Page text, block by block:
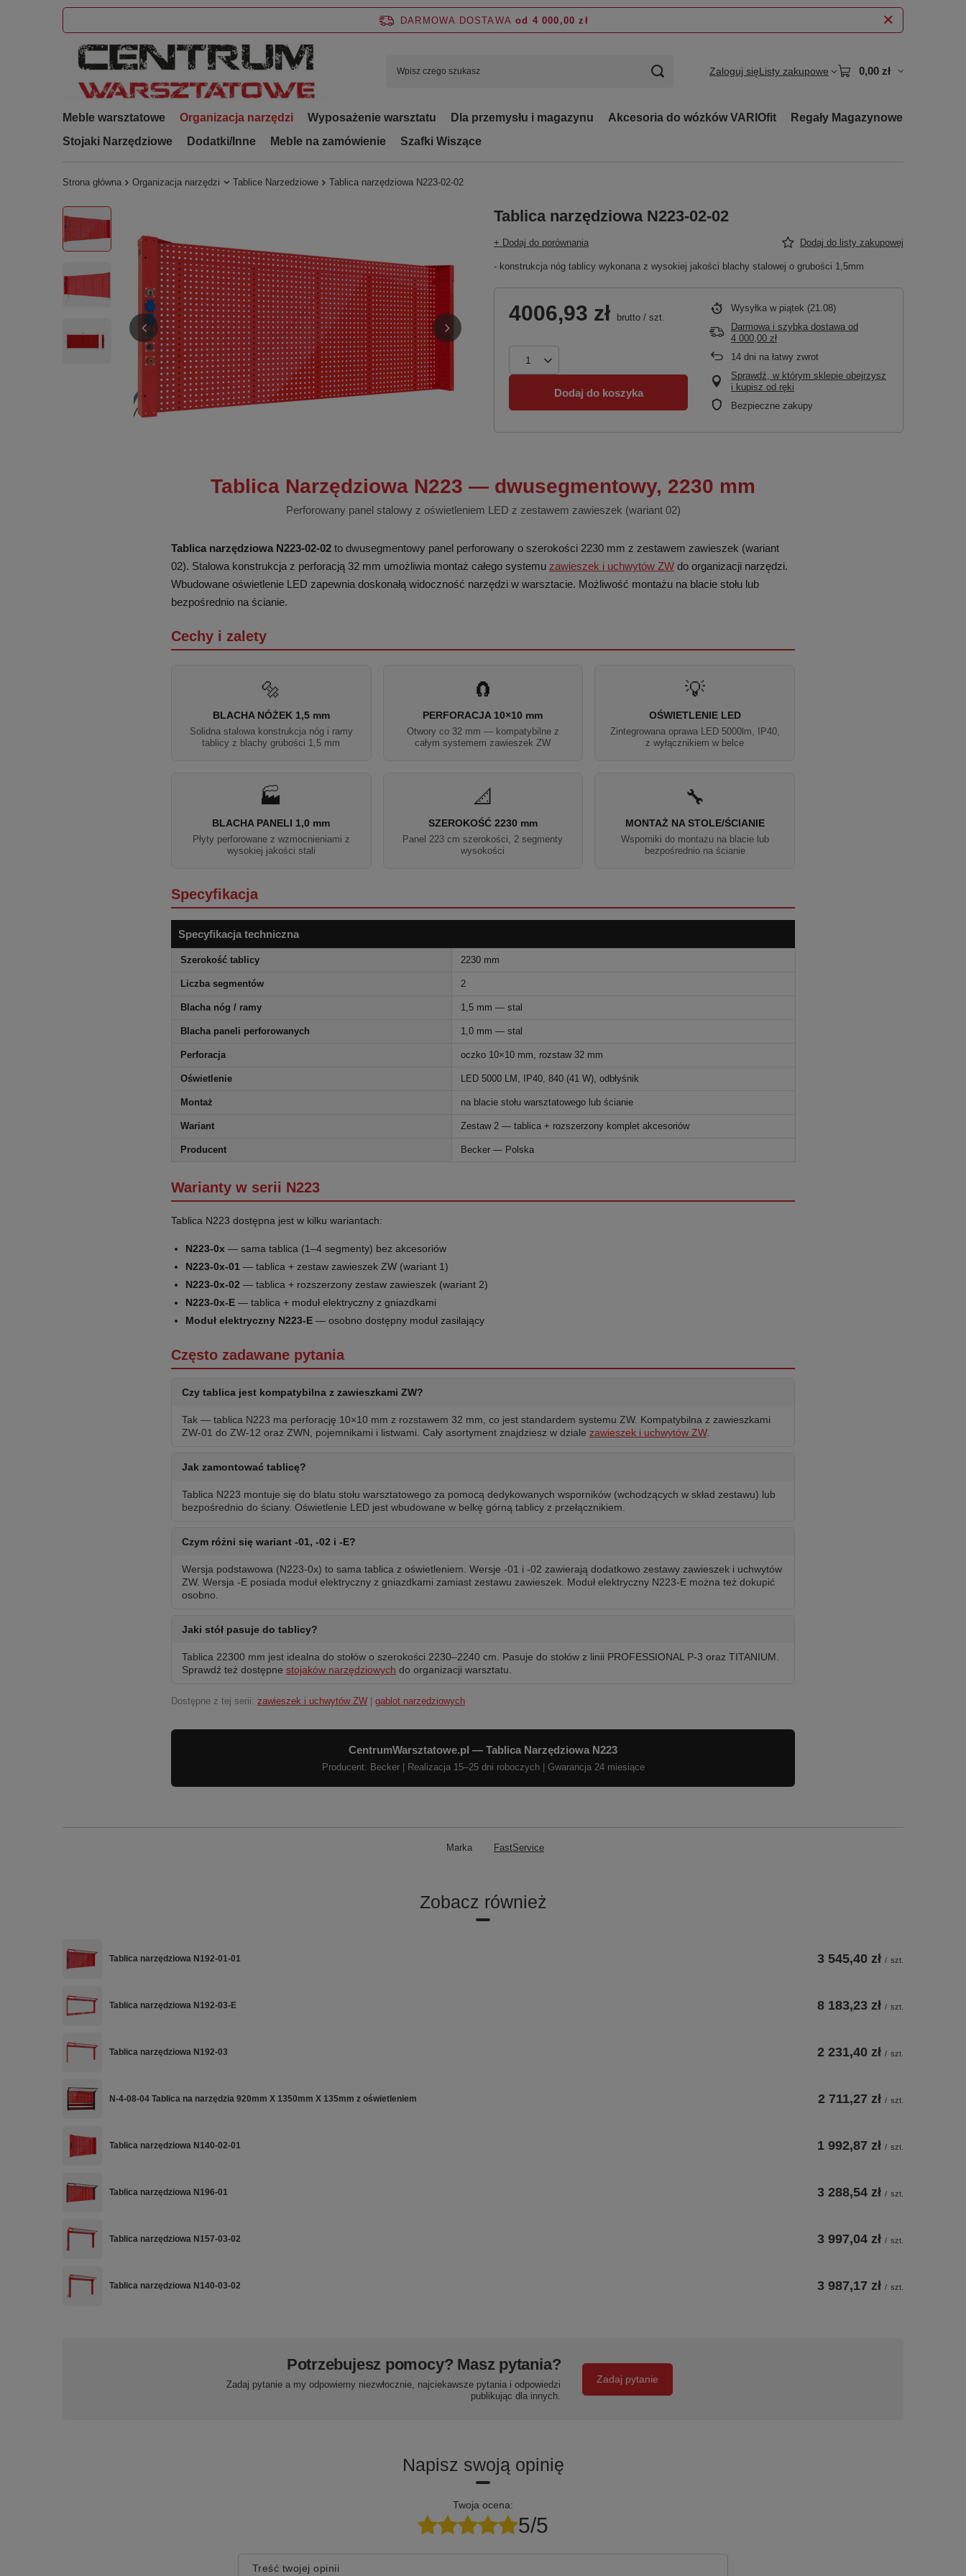
DARMOWA DOSTAWA od 4 000,00 zł
Zaloguj sięListy zakupowe 0,00 zł
Meble warsztatowe Organizacja narzędzi Wyposażenie warsztatu Dla przemysłu i magazynu Akcesoria do wózków VARIOfit
Regały Magazynowe
Stojaki Narzędziowe
Dodatki/Inne Meble na zamówienie Szafki Wiszące
Strona główna Organizacja narzędzi Tablice Narzedziowe Tablica narzędziowa N223-02-02
Tablica narzędziowa N223-02-02
+ Dodaj do porównania Dodaj do listy zakupowej
- konstrukcja nóg tablicy wykonana z wysokiej jakości blachy stalowej o grubości 1,5mm
4006,93 zł brutto / szt.
Dodaj do koszyka
Wysyłka w piątek (21.08)
Darmowa i szybka dostawa od
4 000,00 zł
14 dni na łatwy zwrot
Sprawdź, w którym sklepie obejrzysz
i kupisz od ręki
Bezpieczne zakupy
Tablica Narzędziowa N223 — dwusegmentowy, 2230 mm
Perforowany panel stalowy z oświetleniem LED z zestawem zawieszek (wariant 02)
Tablica narzędziowa N223-02-02 to dwusegmentowy panel perforowany o szerokości 2230 mm z zestawem zawieszek (wariant
02). Stalowa konstrukcja z perforacją 32 mm umożliwia montaż całego systemu zawieszek i uchwytów ZW do organizacji narzędzi.
Wbudowane oświetlenie LED zapewnia doskonałą widoczność narzędzi w warsztacie. Możliwość montażu na blacie stołu lub
bezpośrednio na ścianie.
Cechy i zalety
🔩
BLACHA NÓŻEK 1,5 mm
Solidna stalowa konstrukcja nóg i ramy
tablicy z blachy grubości 1,5 mm
🧲
PERFORACJA 10×10 mm
Otwory co 32 mm — kompatybilne z
całym systemem zawieszek ZW
💡
OŚWIETLENIE LED
Zintegrowana oprawa LED 5000lm, IP40,
z wyłącznikiem w belce
🏭
BLACHA PANELI 1,0 mm
Płyty perforowane z wzmocnieniami z
wysokiej jakości stali
📐
SZEROKOŚĆ 2230 mm
Panel 223 cm szerokości, 2 segmenty
wysokości
🔧
MONTAŻ NA STOLE/ŚCIANIE
Wsporniki do montażu na blacie lub
bezpośrednio na ścianie
Specyfikacja
Specyfikacja techniczna
Szerokość tablicy 2230 mm
Liczba segmentów 2
Blacha nóg / ramy 1,5 mm — stal
Blacha paneli perforowanych 1,0 mm — stal
Perforacja oczko 10×10 mm, rozstaw 32 mm
Oświetlenie LED 5000 LM, IP40, 840 (41 W), odbłyśnik
Montaż na blacie stołu warsztatowego lub ścianie
Wariant Zestaw 2 — tablica + rozszerzony komplet akcesoriów
Producent Becker — Polska
Warianty w serii N223
Tablica N223 dostępna jest w kilku wariantach:
N223-0x — sama tablica (1–4 segmenty) bez akcesoriów
N223-0x-01 — tablica + zestaw zawieszek ZW (wariant 1)
N223-0x-02 — tablica + rozszerzony zestaw zawieszek (wariant 2)
N223-0x-E — tablica + moduł elektryczny z gniazdkami
Moduł elektryczny N223-E — osobno dostępny moduł zasilający
Często zadawane pytania
Czy tablica jest kompatybilna z zawieszkami ZW?
Tak — tablica N223 ma perforację 10×10 mm z rozstawem 32 mm, co jest standardem systemu ZW. Kompatybilna z zawieszkami
ZW-01 do ZW-12 oraz ZWN, pojemnikami i listwami. Cały asortyment znajdziesz w dziale zawieszek i uchwytów ZW.
Jak zamontować tablicę?
Tablica N223 montuje się do blatu stołu warsztatowego za pomocą dedykowanych wsporników (wchodzących w skład zestawu) lub
bezpośrednio do ściany. Oświetlenie LED jest wbudowane w belkę górną tablicy z przełącznikiem.
Czym różni się wariant -01, -02 i -E?
Wersja podstawowa (N223-0x) to sama tablica z oświetleniem. Wersje -01 i -02 zawierają dodatkowo zestawy zawieszek i uchwytów
ZW. Wersja -E posiada moduł elektryczny z gniazdkami zamiast zestawu zawieszek. Moduł elektryczny N223-E można też dokupić
osobno.
Jaki stół pasuje do tablicy?
Tablica 22300 mm jest idealna do stołów o szerokości 2230–2240 cm. Pasuje do stołów z linii PROFESSIONAL P-3 oraz TITANIUM.
Sprawdź też dostępne stojaków narzędziowych do organizacji warsztatu.
Dostępne z tej serii: zawieszek i uchwytów ZW gablot narzędziowych
CentrumWarsztatowe.pl — Tablica Narzędziowa N223
Producent: Becker | Realizacja 15–25 dni roboczych | Gwarancja 24 miesiące
Marka FastService
Zobacz również
Tablica narzędziowa N192-01-01 3 545,40 zł / szt.
Tablica narzędziowa N192-03-E 8 183,23 zł / szt.
Tablica narzędziowa N192-03 2 231,40 zł / szt.
N-4-08-04 Tablica na narzędzia 920mm X 1350mm X 135mm z oświetleniem 2 711,27 zł / szt.
Tablica narzędziowa N140-02-01 1 992,87 zł / szt.
Tablica narzędziowa N196-01 3 288,54 zł / szt.
Tablica narzędziowa N157-03-02 3 997,04 zł / szt.
Tablica narzędziowa N140-03-02 3 987,17 zł / szt.
Potrzebujesz pomocy? Masz pytania?
Zadaj pytanie a my odpowiemy niezwłocznie, najciekawsze pytania i odpowiedzi
publikując dla innych.
Zadaj pytanie
Napisz swoją opinię
Twoja ocena:
5/5
Treść twojej opinii